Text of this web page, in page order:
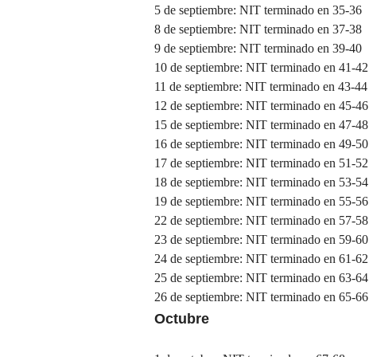
5 de septiembre: NIT terminado en 35-36
8 de septiembre: NIT terminado en 37-38
9 de septiembre: NIT terminado en 39-40
10 de septiembre: NIT terminado en 41-42
11 de septiembre: NIT terminado en 43-44
12 de septiembre: NIT terminado en 45-46
15 de septiembre: NIT terminado en 47-48
16 de septiembre: NIT terminado en 49-50
17 de septiembre: NIT terminado en 51-52
18 de septiembre: NIT terminado en 53-54
19 de septiembre: NIT terminado en 55-56
22 de septiembre: NIT terminado en 57-58
23 de septiembre: NIT terminado en 59-60
24 de septiembre: NIT terminado en 61-62
25 de septiembre: NIT terminado en 63-64
26 de septiembre: NIT terminado en 65-66
Octubre